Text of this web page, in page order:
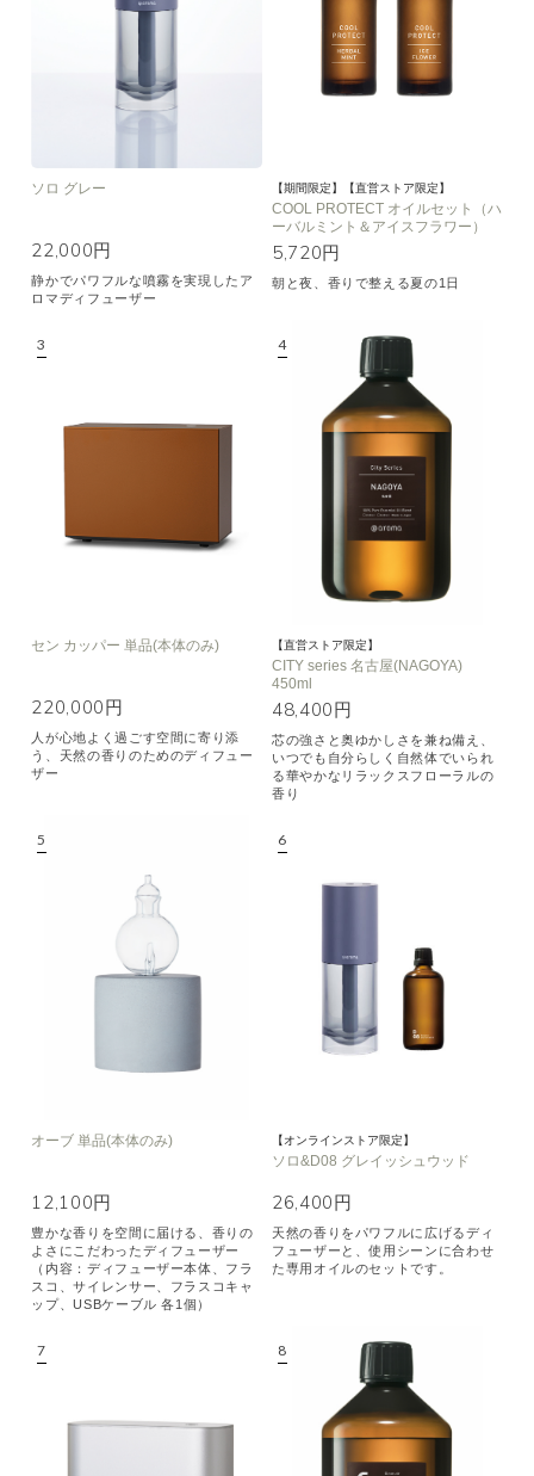
種類で絞り込む ※一つお選びください
シトラス
ユーカリ エキゾチック
クリア
ソロ グレー
22,000円
静かでパワフルな噴霧を実現したア
ロマディフューザー
【期間限定】【直営ストア限定】
COOL PROTECT オイルセット（ハ
ーバルミント＆アイスフラワー）
5,720円
朝と夜、香りで整える夏の1日
セン カッパー 単品(本体のみ)
220,000円
人が心地よく過ごす空間に寄り添
う、天然の香りのためのディフュー
ザー
【直営ストア限定】
CITY series 名古屋(NAGOYA)
450ml
48,400円
芯の強さと奥ゆかしさを兼ね備え、
いつでも自分らしく自然体でいられ
る華やかなリラックスフローラルの
香り
オーブ 単品(本体のみ)
12,100円
豊かな香りを空間に届ける、香りの
よさにこだわったディフューザー
（内容：ディフューザー本体、フラ
スコ、サイレンサー、フラスコキャ
ップ、USBケーブル 各1個）
【オンラインストア限定】
ソロ&D08 グレイッシュウッド
26,400円
天然の香りをパワフルに広げるディ
フューザーと、使用シーンに合わせ
た専用オイルのセットです。